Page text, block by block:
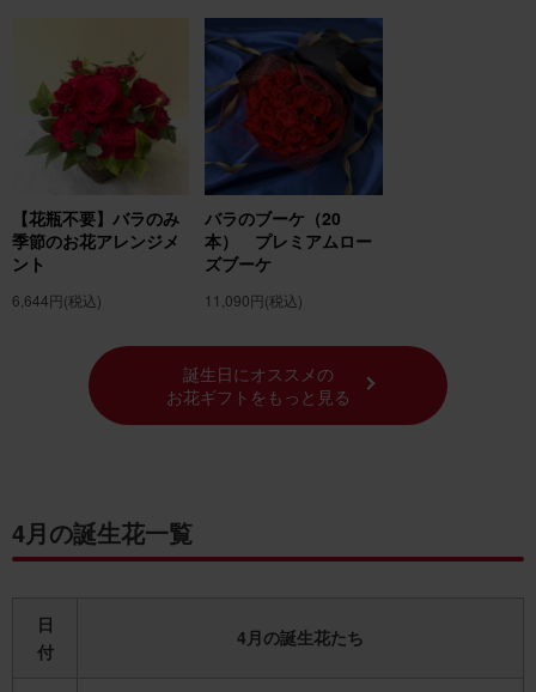
【花瓶不要】バラのみ
季節のお花アレンジメ
ント
6,644円(税込)
バラのブーケ（20
本） プレミアムロー
ズブーケ
11,090円(税込)
誕生日にオススメの
お花ギフトをもっと見る
4月の誕生花一覧
日
付
4月の誕生花たち